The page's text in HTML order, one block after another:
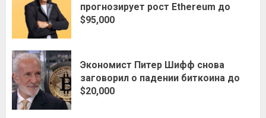
прогнозирует рост Ethereum до
$95,000
Экономист Питер Шифф снова
заговорил о падении биткоина до
$20,000